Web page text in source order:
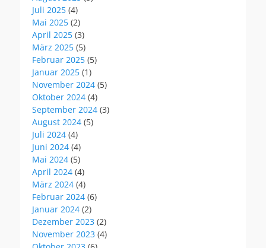
Juli 2025 (4)
Mai 2025 (2)
April 2025 (3)
März 2025 (5)
Februar 2025 (5)
Januar 2025 (1)
November 2024 (5)
Oktober 2024 (4)
September 2024 (3)
August 2024 (5)
Juli 2024 (4)
Juni 2024 (4)
Mai 2024 (5)
April 2024 (4)
März 2024 (4)
Februar 2024 (6)
Januar 2024 (2)
Dezember 2023 (2)
November 2023 (4)